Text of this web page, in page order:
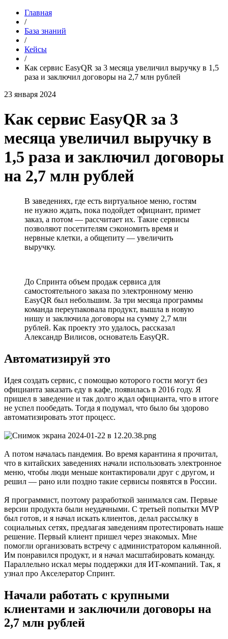
Главная
/
База знаний
/
Кейсы
/
Как сервис EasyQR за 3 месяца увеличил выручку в 1,5
раза и заключил договоры на 2,7 млн рублей
23 января 2024
Как сервис EasyQR за 3
месяца увеличил выручку в
1,5 раза и заключил договоры
на 2,7 млн рублей
В заведениях, где есть виртуальное меню, гостям
не нужно ждать, пока подойдет официант, примет
заказ, а потом — рассчитает их. Такие сервисы
позволяют посетителям сэкономить время и
нервные клетки, а общепиту — увеличить
выручку.
До Спринта объем продаж сервиса для
самостоятельного заказа по электронному меню
EasyQR был небольшим. За три месяца программы
команда переупаковала продукт, вышла в новую
нишу и заключила договоры на сумму 2,7 млн
рублей. Как проекту это удалось, рассказал
Александр Вилисов, основатель EasyQR.
Автоматизируй это
Идея создать сервис, с помощью которого гости могут без
официанта заказать еду в кафе, появилась в 2016 году. Я
пришел в заведение и так долго ждал официанта, что в итоге
не успел пообедать. Тогда я подумал, что было бы здорово
автоматизировать этот процесс.
А потом началась пандемия. Во время карантина я прочитал,
что в китайских заведениях начали использовать электронное
меню, чтобы люди меньше контактировали друг с другом, и
решил — рано или поздно такие сервисы появятся в России.
Я программист, поэтому разработкой занимался сам. Первые
версии продукта были неудачными. С третьей попытки MVP
был готов, и я начал искать клиентов, делал рассылку в
социальных сетях, предлагая заведениям протестировать наше
решение. Первый клиент пришел через знакомых. Мне
помогли организовать встречу с администратором кальянной.
Им понравился продукт, и я начал масштабировать команду.
Параллельно искал меры поддержки для ИT-компаний. Так, я
узнал про Акселератор Спринт.
Начали работать с крупными
клиентами и заключили договоры на
2,7 млн рублей